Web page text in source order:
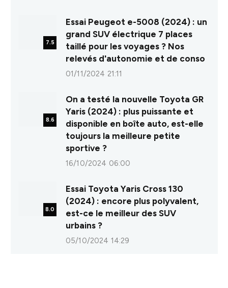
7.5
Essai Peugeot e-5008 (2024) : un
grand SUV électrique 7 places
taillé pour les voyages ? Nos
relevés d'autonomie et de conso
01/11/2024 21:11
8.6
On a testé la nouvelle Toyota GR
Yaris (2024) : plus puissante et
disponible en boîte auto, est-elle
toujours la meilleure petite
sportive ?
16/10/2024 06:00
8.0
Essai Toyota Yaris Cross 130
(2024) : encore plus polyvalent,
est-ce le meilleur des SUV
urbains ?
05/10/2024 14:29